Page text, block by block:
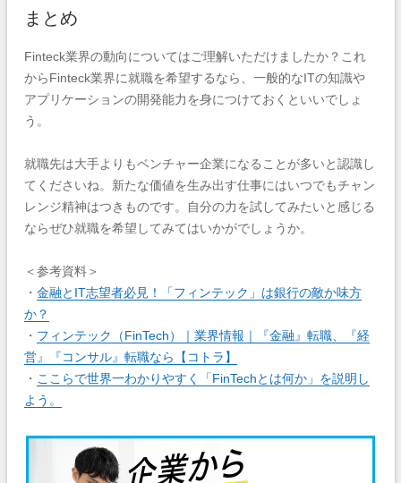
まとめ
Finteck業界の動向についてはご理解いただけましたか？ これ
からFinteck業界に就職を希望するなら、一般的なITの知識や
アプリケーションの開発能力を身につけておくといいでしょ
う。
就職先は大手よりもベンチャー企業になることが多いと認識し
てくださいね。新たな価値を生み出す仕事にはいつでもチャン
レンジ精神はつきものです。自分の力を試してみたいと感じる
ならぜひ就職を希望してみてはいかがでしょうか。
＜参考資料＞
・ 金融とIT志望者必見！「フィンテック」は銀行の敵か味方
か？
・ フィンテック（FinTech）｜業界情報｜『金融』転職、『経
営』『コンサル』転職なら【コトラ】
・ ここらで世界一わかりやすく「FinTechとは何か」を説明し
よう。